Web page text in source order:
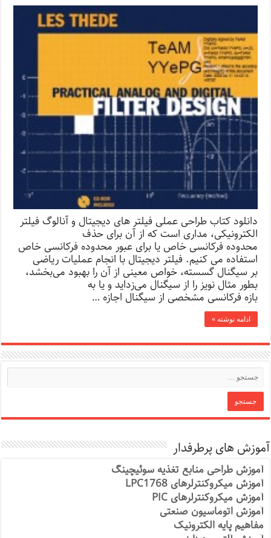
دانلود کتاب طراحی عملی فیلتر های دیجیتال و آنالوگ فیلتر
الکترونیکی، مداری است که از آن برای حذف
محدوده فرکانسی خاص یا برای عبور محدوده فرکانسی خاص
استفاده می کنیم. فیلتر دیجیتال با انجام عملیات ریاضی
بر سیگنال گسسته، خواص معینی از آن را بهبود می‌بخشد،
بطور مثال نویز را از سیگنال می‌زداید و یا به
بازه فرکانسی مشخصی از سیگنال اجازه …
ادامه نوشته »
آموزش های پرطرفدار
آموزش طراحی منابع تغذیه سوئیچینگ
آموزش میکروکنترلرهای LPC1768
آموزش میکروکنترلرهای PIC
آموزش اتوماسیون صنعتی
مفاهیم پایه الکترونیک